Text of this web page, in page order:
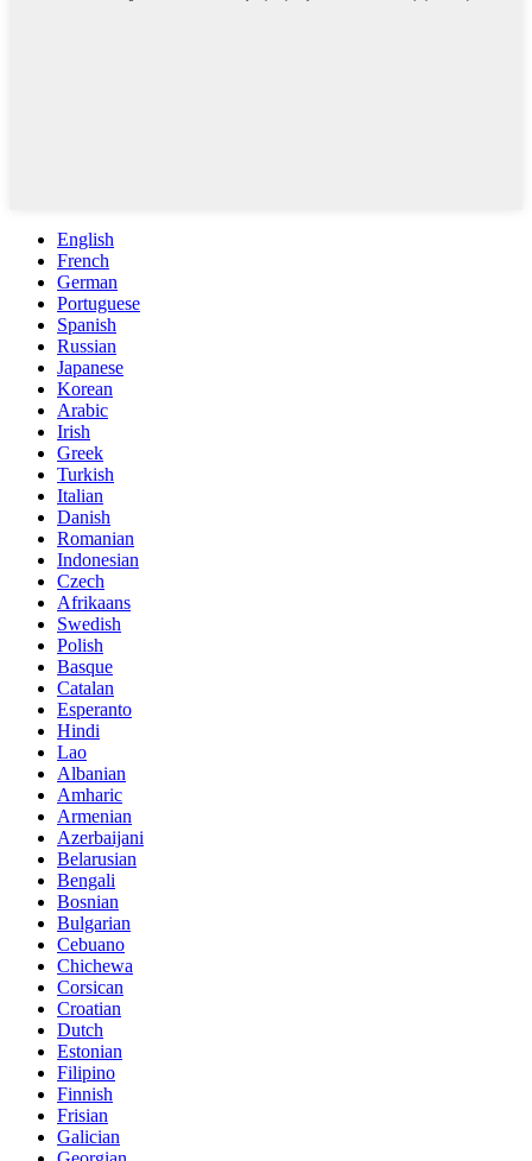
English
French
German
Portuguese
Spanish
Russian
Japanese
Korean
Arabic
Irish
Greek
Turkish
Italian
Danish
Romanian
Indonesian
Czech
Afrikaans
Swedish
Polish
Basque
Catalan
Esperanto
Hindi
Lao
Albanian
Amharic
Armenian
Azerbaijani
Belarusian
Bengali
Bosnian
Bulgarian
Cebuano
Chichewa
Corsican
Croatian
Dutch
Estonian
Filipino
Finnish
Frisian
Galician